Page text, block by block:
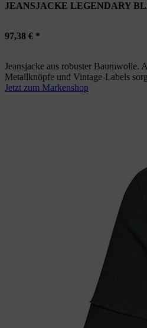
JEANSJACKE LEGENDARY
97,38 € *
Jeansjacke aus robuster Baumwolle.
Metallknöpfe und Vintage-Labels
Jetzt zum Markenshop